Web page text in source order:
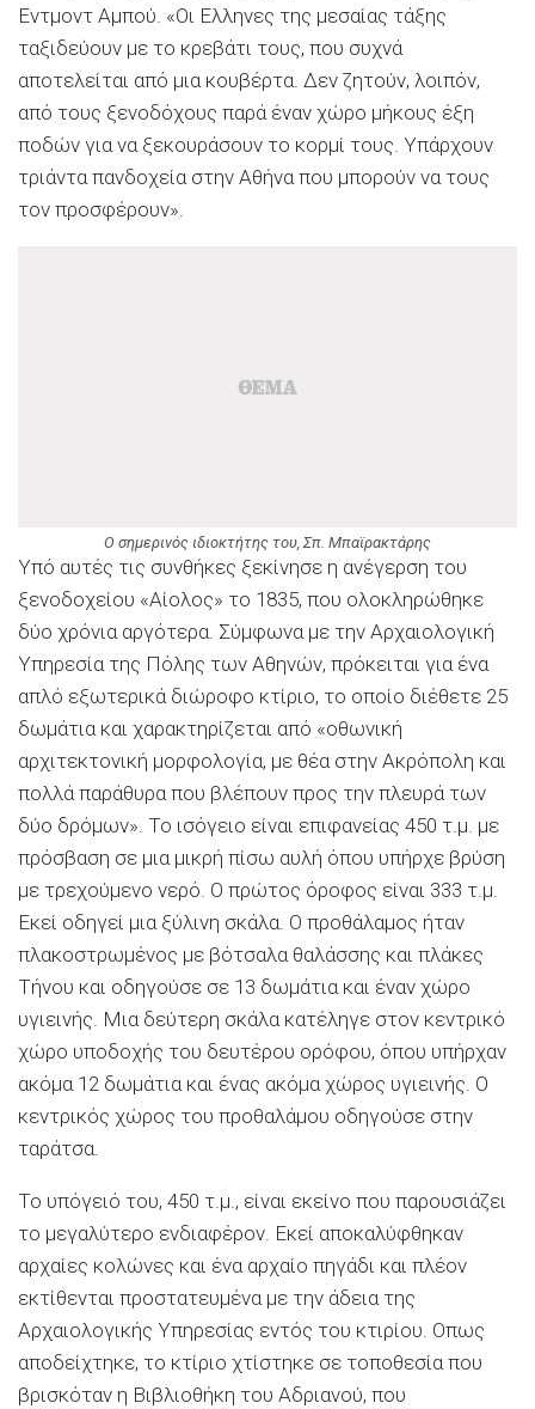
Εντμοντ Αμπού. «Οι Ελληνες της μεσαίας τάξης
ταξιδεύουν με το κρεβάτι τους, που συχνά
αποτελείται από μια κουβέρτα. Δεν ζητούν, λοιπόν,
από τους ξενοδόχους παρά έναν χώρο μήκους έξη
ποδών για να ξεκουράσουν το κορμί τους. Υπάρχουν
τριάντα πανδοχεία στην Αθήνα που μπορούν να τους
τον προσφέρουν».
O σημερινός ιδιοκτήτης του, Σπ. Μπαϊρακτάρης
Υπό αυτές τις συνθήκες ξεκίνησε η ανέγερση του
ξενοδοχείου «Αίολος» το 1835, που ολοκληρώθηκε
δύο χρόνια αργότερα. Σύμφωνα με την Αρχαιολογική
Υπηρεσία της Πόλης των Αθηνών, πρόκειται για ένα
απλό εξωτερικά διώροφο κτίριο, το οποίο διέθετε 25
δωμάτια και χαρακτηρίζεται από «οθωνική
αρχιτεκτονική μορφολογία, με θέα στην Ακρόπολη και
πολλά παράθυρα που βλέπουν προς την πλευρά των
δύο δρόμων». Το ισόγειο είναι επιφανείας 450 τ.μ. με
πρόσβαση σε μια μικρή πίσω αυλή όπου υπήρχε βρύση
με τρεχούμενο νερό. Ο πρώτος όροφος είναι 333 τ.μ.
Εκεί οδηγεί μια ξύλινη σκάλα. Ο προθάλαμος ήταν
πλακοστρωμένος με βότσαλα θαλάσσης και πλάκες
Τήνου και οδηγούσε σε 13 δωμάτια και έναν χώρο
υγιεινής. Μια δεύτερη σκάλα κατέληγε στον κεντρικό
χώρο υποδοχής του δευτέρου ορόφου, όπου υπήρχαν
ακόμα 12 δωμάτια και ένας ακόμα χώρος υγιεινής. Ο
κεντρικός χώρος του προθαλάμου οδηγούσε στην
ταράτσα.
Το υπόγειό του, 450 τ.μ., είναι εκείνο που παρουσιάζει
το μεγαλύτερο ενδιαφέρον. Εκεί αποκαλύφθηκαν
αρχαίες κολώνες και ένα αρχαίο πηγάδι και πλέον
εκτίθενται προστατευμένα με την άδεια της
Αρχαιολογικής Υπηρεσίας εντός του κτιρίου. Οπως
αποδείχτηκε, το κτίριο χτίστηκε σε τοποθεσία που
βρισκόταν η Βιβλιοθήκη του Αδριανού, που